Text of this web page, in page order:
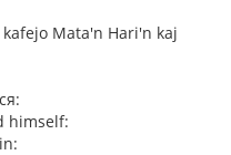
Mata'n Hari'n kaj
himself: